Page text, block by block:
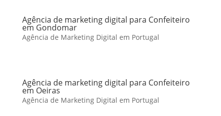
Agência de marketing digital para Confeiteiro
em Gondomar
Agência de Marketing Digital em Portugal
Agência de marketing digital para Confeiteiro
em Oeiras
Agência de Marketing Digital em Portugal